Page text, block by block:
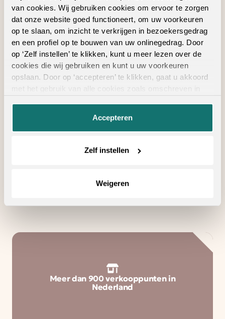
van cookies. Wij gebruiken cookies om ervoor te zorgen
dat onze website goed functioneert, om uw voorkeuren
op te slaan, om inzicht te verkrijgen in bezoekersgedrag
en een profiel op te bouwen van uw onlinegedrag. Door
op ‘Zelf instellen’ te klikken, kunt u meer lezen over de
cookies die wij gebruiken en kunt u uw voorkeuren
opslaan. Door op ‘accepteren’ te klikken, gaat u akkoord
met het gebruik van alle cookies zoals omschreven in
Accepteren
Zelf instellen
Weigeren
Bekijk in je eigen ruimte
ALTIJD IN DE BUURT
Vind een verkooppunt
in de buurt
Meer dan 900 verkooppunten in
Nederland